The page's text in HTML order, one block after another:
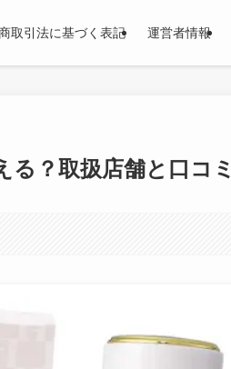
取引法に基づく表記 運営者情報
る？取扱店舗と口コ